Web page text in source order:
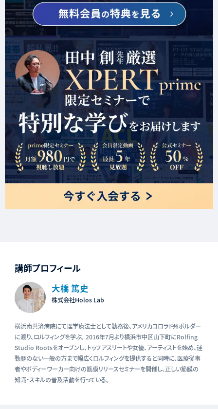
講師プロフィール
大橋 篤史
株式会社Holos Lab
横浜南共済病院にて理学療法士として勤務後、アメリカコロラド州ボルダー
に渡り、ロルフィングを学ぶ。 2016年7月より横浜市中区山下町にRolfing
Studio Rootsをオープンし、トップアスリートや女優、アーティストを始め、運
動歴のない一般の方まで幅広くロルフィングを提供すると同時に、医療従事
者やボディーワーカー向けの筋膜リリースセミナーを開催し、正しい筋膜の
知識・スキルの普及活動を行っている。